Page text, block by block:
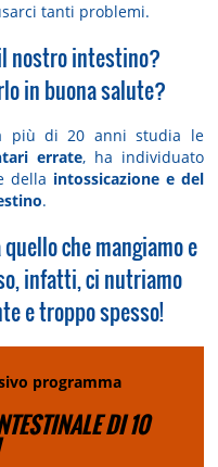
tanti problemi.
nostro intestino?
in buona salute?
più di 20 anni studia le
errate, ha individuato
della intossicazione e del
.
che mangiamo e
infatti, ci nutriamo
e troppo spesso!
programma
DI 10